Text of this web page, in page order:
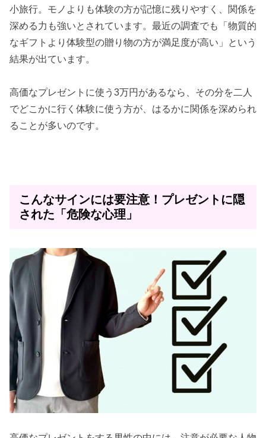
小旅行。モノよりも体験の方が記憶に残りやすく、関係を
深める力も強いとされています。最近の調査でも「物質的
なギフトより体験型の贈り物の方が満足度が高い」という
結果が出ています。
高価なプレゼントに使う3万円があるなら、その分を二人
でどこかに行く体験に使う方が、はるかに関係を深められ
ることが多いのです。
こんなサインには要注意！プレゼントに隠
された「危険な心理」